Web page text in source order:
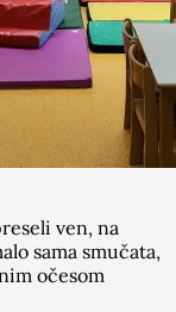
ven, na
sama smučata,
očesom